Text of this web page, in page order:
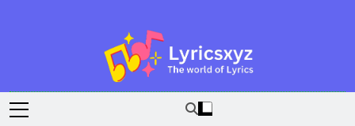
Lyricsxyz
The World Of Lyrics